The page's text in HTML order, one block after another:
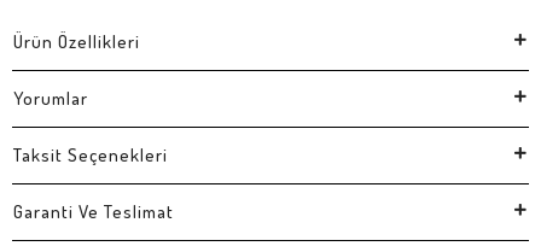
Ürün Özellikleri
Yorumlar
Taksit Seçenekleri
Garanti Ve Teslimat